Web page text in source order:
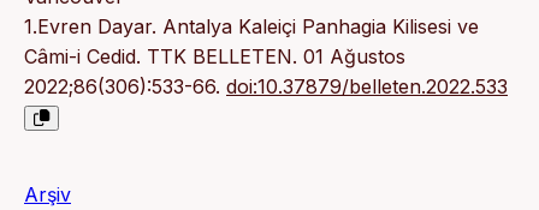
1.Evren Dayar. Antalya Kaleiçi Panhagia Kilisesi ve
Câmi-i Cedid. TTK BELLETEN. 01 Ağustos
2022;86(306):533-66. doi:10.37879/belleten.2022.533
Arşiv